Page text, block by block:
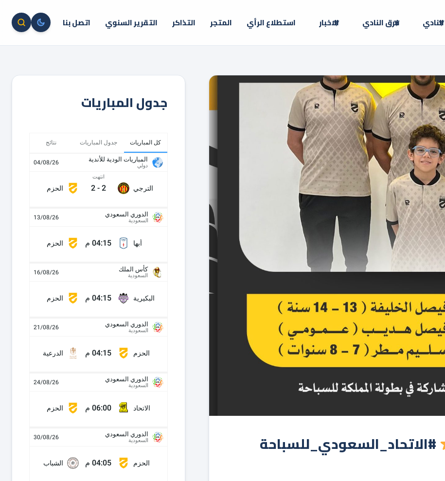
النادي فرق النادي الاخبار استطلاع الرأي المتجر التذاكر التقرير السنوي اتصل بنا
‏⁧‫#الاتحاد_السعودي_للسباحة‬⁩
جدول المباريات
كل المباريات جدول المباريات نتائج
المباريات الودية للأندية
دولي 04/08/26
الترجي
انتهت
2
-
2 الحزم
الدوري السعودي
السعودية 13/08/26
أبها 04:15 م الحزم
كأس الملك
السعودية 16/08/26
البكيرية 04:15 م الحزم
الدوري السعودي
السعودية 21/08/26
الحزم 04:15 م الدرعية
الدوري السعودي
السعودية 24/08/26
الاتحاد 06:00 م الحزم
الدوري السعودي
السعودية 30/08/26
الحزم 04:05 م الشباب